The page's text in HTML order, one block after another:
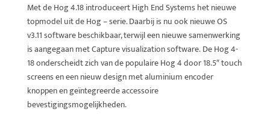
Met de Hog 4.18 introduceert High End Systems het nieuwe
topmodel uit de Hog – serie. Daarbij is nu ook nieuwe OS
v3.11 software beschikbaar, terwijl een nieuwe samenwerking
is aangegaan met Capture visualization software. De Hog 4-
18 onderscheidt zich van de populaire Hog 4 door 18.5″ touch
screens en een nieuw design met aluminium encoder
knoppen en geïntegreerde accessoire
bevestigingsmogelijkheden.